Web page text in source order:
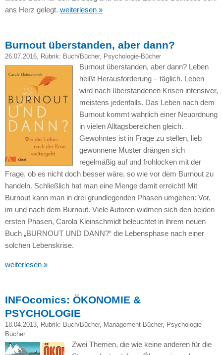
ans Herz gelegt. weiterlesen »
Burnout überstanden, aber dann?
26.07.2016, Rubrik: Buch/Bücher, Psychologie-Bücher
Burnout überstanden, aber dann? Leben
heißt Herausforderung – täglich. Leben
wird nach überstandenen Krisen intensiver,
meistens jedenfalls. Das Leben nach dem
Burnout kommt wahrlich einer Neuordnung
in vielen Alltagsbereichen gleich.
Gewohntes ist in Frage zu stellen, lieb
gewonnene Muster drängen sich
regelmäßig auf und frohlocken mit der
Frage, ob es nicht doch besser wäre, so wie vor dem Burnout zu
handeln. Schließlich hat man eine Menge damit erreicht! Mit
Burnout kann man in drei grundlegenden Phasen umgehen: Vor,
im und nach dem Burnout. Viele Autoren widmen sich den beiden
ersten Phasen, Carola Kleinschmidt beleuchtet in ihrem neuen
Buch „BURNOUT UND DANN?“ die Lebensphase nach einer
solchen Lebenskrise.
weiterlesen »
INFOcomics: ÖKONOMIE &
PSYCHOLOGIE
18.04.2013, Rubrik: Buch/Bücher, Management-Bücher, Psychologie-
Bücher
Zwei Themen, die wie keine anderen für die